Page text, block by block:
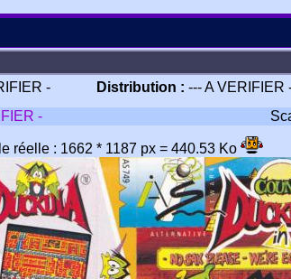
- Distribution : --- A VERIFIER
-
réelle : 1662 * 1187 px = 440.53 Ko